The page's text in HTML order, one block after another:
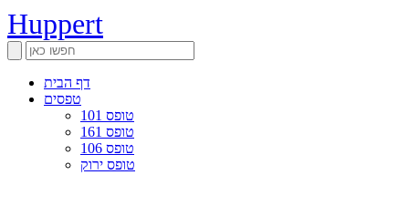
Huppert
דף הבית
טפסים
טופס 101
טופס 161
טופס 106
טופס ירוק